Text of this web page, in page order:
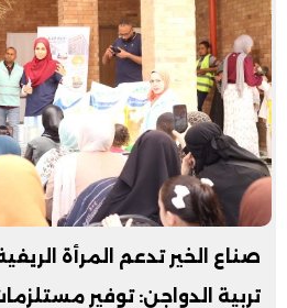
صناع الخير تدعم المرأة
تربية الدواجن: توفير